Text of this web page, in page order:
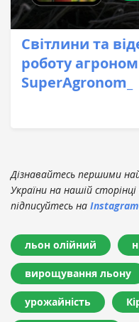
Світлини та
роботу
SuperAgronom_
Дізнавайтесь першими
України на нашій сторінці
підписуйтесь на
льон олійний
вирощування льону
урожайність